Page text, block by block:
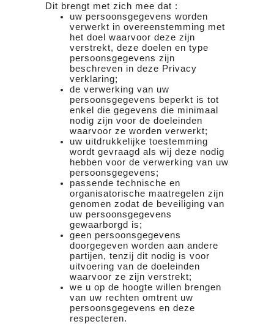
Dit brengt met zich mee dat :
uw persoonsgegevens worden
verwerkt in overeenstemming met
het doel waarvoor deze zijn
verstrekt, deze doelen en type
persoonsgegevens zijn
beschreven in deze Privacy
verklaring;
de verwerking van uw
persoonsgegevens beperkt is tot
enkel die gegevens die minimaal
nodig zijn voor de doeleinden
waarvoor ze worden verwerkt;
uw uitdrukkelijke toestemming
wordt gevraagd als wij deze nodig
hebben voor de verwerking van uw
persoonsgegevens;
passende technische en
organisatorische maatregelen zijn
genomen zodat de beveiliging van
uw persoonsgegevens
gewaarborgd is;
geen persoonsgegevens
doorgegeven worden aan andere
partijen, tenzij dit nodig is voor
uitvoering van de doeleinden
waarvoor ze zijn verstrekt;
we u op de hoogte willen brengen
van uw rechten omtrent uw
persoonsgegevens en deze
respecteren.